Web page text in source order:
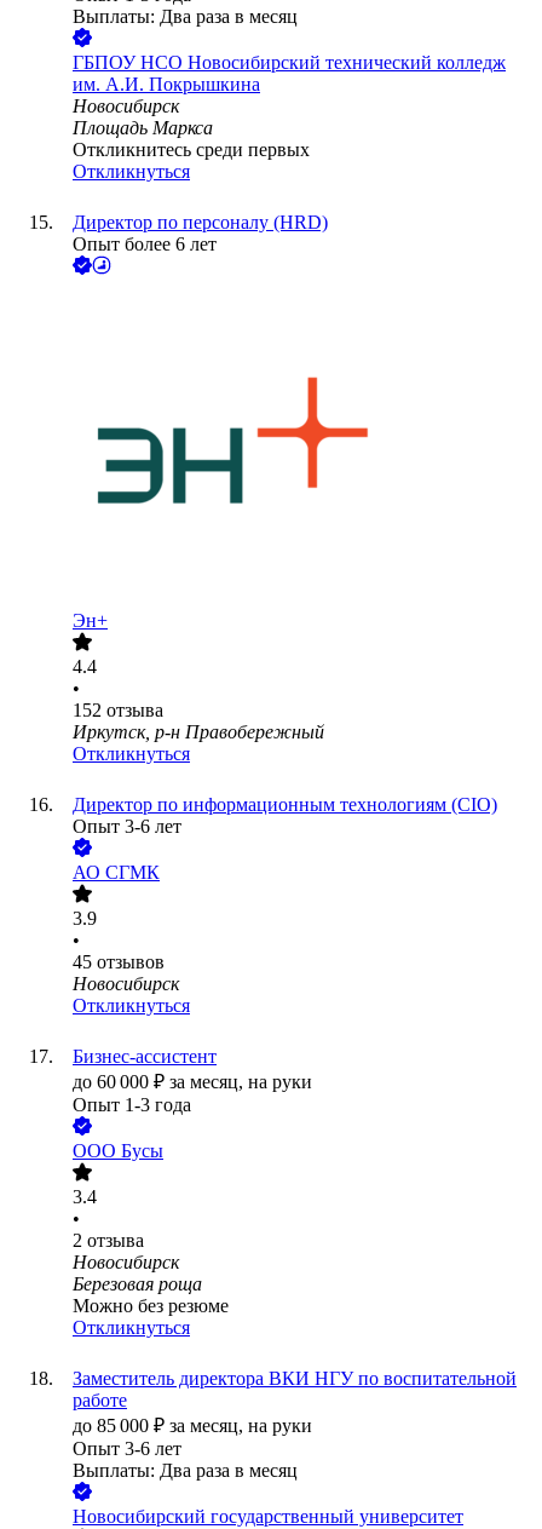
Выплаты: Два раза в месяц
ГБПОУ НСО Новосибирский технический колледж
им. А.И. Покрышкина
Новосибирск
Площадь Маркса
Откликнитесь среди первых
Откликнуться
Директор по персоналу (HRD)
Опыт более 6 лет
Эн+
4.4
•
152 отзыва
Иркутск, р-н Правобережный
Откликнуться
Директор по информационным технологиям (CIO)
Опыт 3-6 лет
АО СГМК
3.9
•
45 отзывов
Новосибирск
Откликнуться
Бизнес-ассистент
до 60 000 ₽ за месяц, на руки
Опыт 1-3 года
ООО Бусы
3.4
•
2 отзыва
Новосибирск
Березовая роща
Можно без резюме
Откликнуться
Заместитель директора ВКИ НГУ по воспитательной
работе
до 85 000 ₽ за месяц, на руки
Опыт 3-6 лет
Выплаты: Два раза в месяц
Новосибирский государственный университет